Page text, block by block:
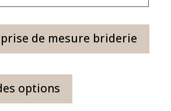
de mesure briderie
options